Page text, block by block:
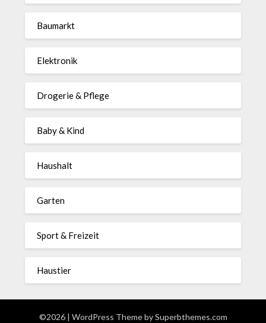
Baumarkt
Elektronik
Drogerie & Pflege
Baby & Kind
Haushalt
Garten
Sport & Freizeit
Haustier
©2026 | WordPress Theme bySuperbthemes.com